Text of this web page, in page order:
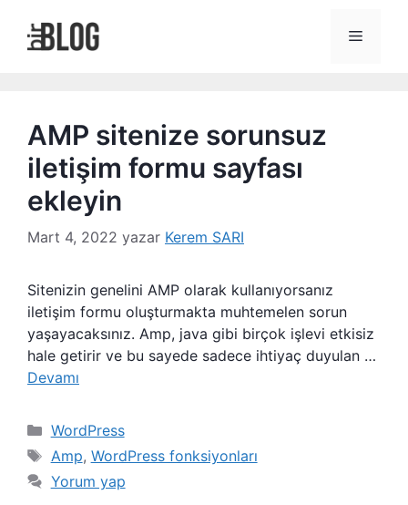
Menü
AMP sitenize sorunsuz
iletişim formu sayfası
ekleyin
Mart 4, 2022 yazar Kerem SARI
Sitenizin genelini AMP olarak kullanıyorsanız
iletişim formu oluşturmakta muhtemelen sorun
yaşayacaksınız. Amp, java gibi birçok işlevi etkisiz
hale getirir ve bu sayede sadece ihtiyaç duyulan …
Devamı
Kategoriler
WordPress
Etiketler
Amp, WordPress fonksiyonları
Yorum yap